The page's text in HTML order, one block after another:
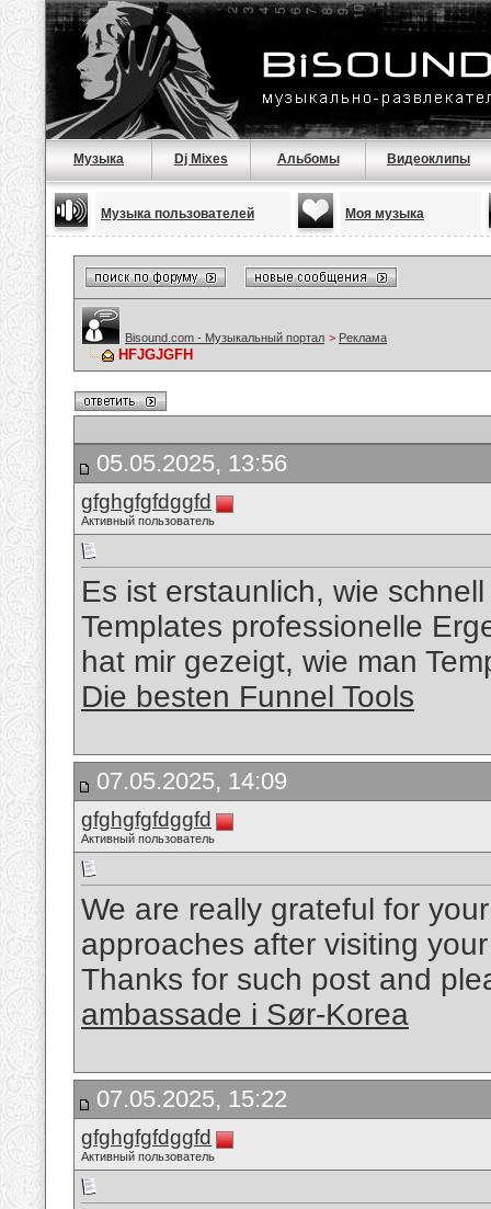
Музыка Dj Mixes Альбомы Видеоклипы
Музыка пользователей Моя музыка
Bisound.com - Музыкальный портал > Реклама
HFJGJGFH
05.05.2025, 13:56
gfghgfgfdggfd
Активный пользователь
Es ist erstaunlich, wie
Templates professionelle
hat mir gezeigt, wie man
Die besten Funnel Tools
07.05.2025, 14:09
gfghgfgfdggfd
Активный пользователь
We are really grateful for
approaches after visiting
Thanks for such post and
ambassade i Sør-Korea
07.05.2025, 15:22
gfghgfgfdggfd
Активный пользователь